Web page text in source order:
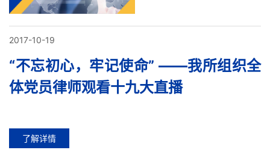
2017-10-19
“不忘初心，牢记使命” ——我所组织全
体党员律师观看十九大直播
了解详情